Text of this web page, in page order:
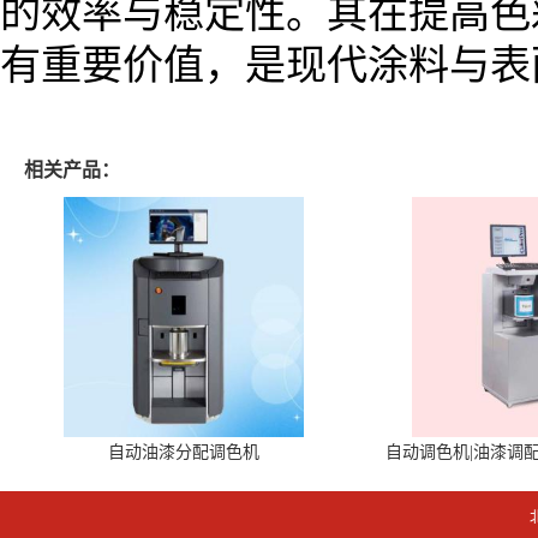
的效率与稳定性。其在提高
有重要价值，是现代涂料与
相关产品：
自动油漆分配调色机 自动调色机|油漆调